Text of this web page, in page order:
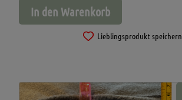
837,00 € 664,53 €.
In den Warenkorb
Lieblingsprodukt speichern